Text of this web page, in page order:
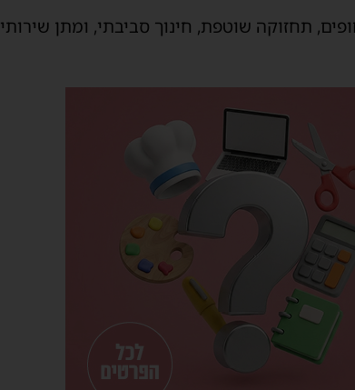
תחזוקה שוטפת, חינוך סביבתי, ומתן שירותי